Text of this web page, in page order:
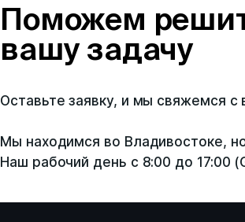
Поможем
вашу задачу
Оставьте заявку, и мы свяжемся с
Мы находимся во Владивостоке,
Наш рабочий день с 8:00 до 17:00